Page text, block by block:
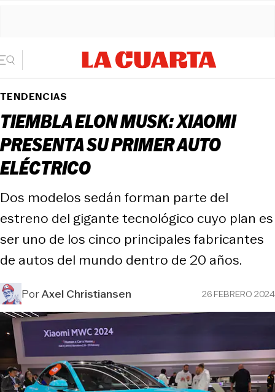
TENDENCIAS
TIEMBLA ELON MUSK: XIAOMI
PRESENTA SU PRIMER AUTO
ELÉCTRICO
Dos modelos sedán forman parte del
estreno del gigante tecnológico cuyo plan es
ser uno de los cinco principales fabricantes
de autos del mundo dentro de 20 años.
PorAxel Christiansen 26 FEBRERO 2024